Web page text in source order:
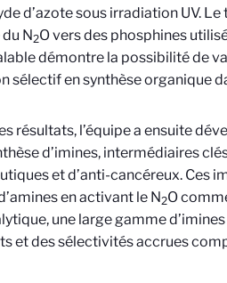
d’azote sous irradiation UV.
N2O vers des phosphines
démontre la possibilité de
sélectif en synthèse organique
résultats, l’équipe a ensuite
d’imines, intermédiaires
et d’anti-cancéreux. Ces
en activant le N2O
une large gamme
et des sélectivités accrues